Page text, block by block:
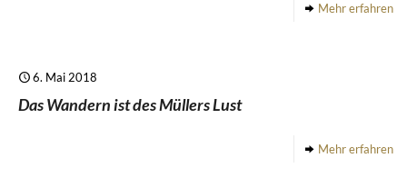
Mehr erfahren
6. Mai 2018
Das Wandern ist des Müllers Lust
Mehr erfahren